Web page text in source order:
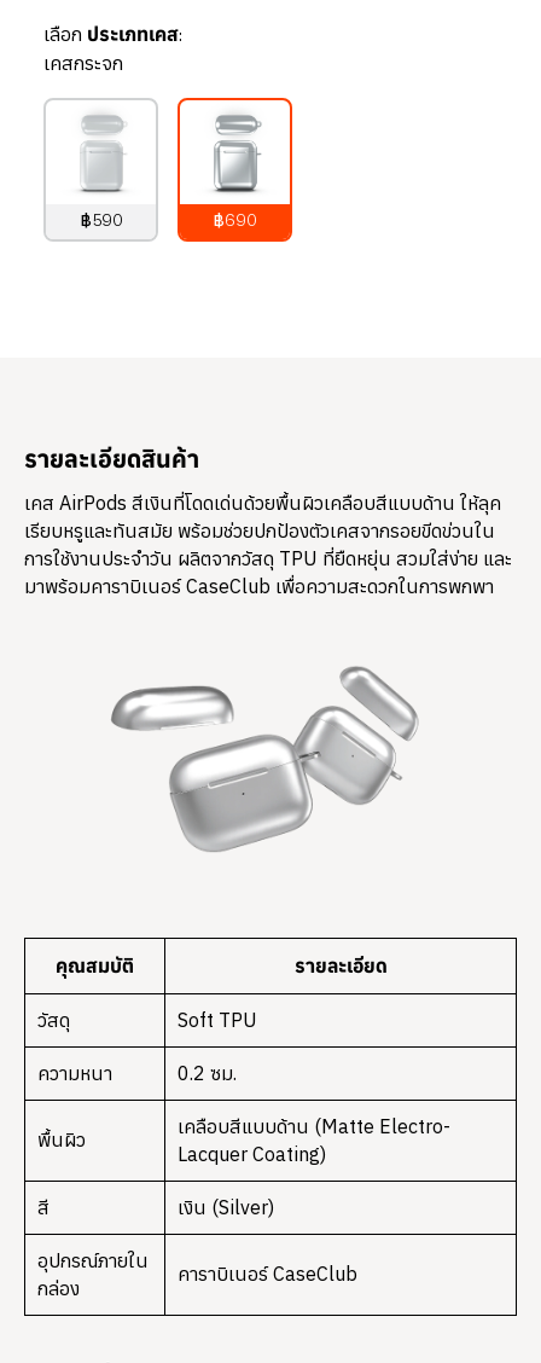
เลือก ประเภทเคส:
เคสกระจก
฿590
฿690
รายละเอียดสินค้า
เคส AirPods สีเงินที่โดดเด่นด้วยพื้นผิวเคลือบสีแบบด้าน ให้ลุค
เรียบหรูและทันสมัย พร้อมช่วยปกป้องตัวเคสจากรอยขีดข่วนใน
การใช้งานประจำวัน ผลิตจากวัสดุ TPU ที่ยืดหยุ่น สวมใส่ง่าย และ
มาพร้อมคาราบิเนอร์ CaseClub เพื่อความสะดวกในการพกพา
คุณสมบัติ รายละเอียด
วัสดุ Soft TPU
ความหนา 0.2 ซม.
พื้นผิว
เคลือบสีแบบด้าน (Matte Electro-
Lacquer Coating)
สี เงิน (Silver)
อุปกรณ์ภายใน
กล่อง
คาราบิเนอร์ CaseClub